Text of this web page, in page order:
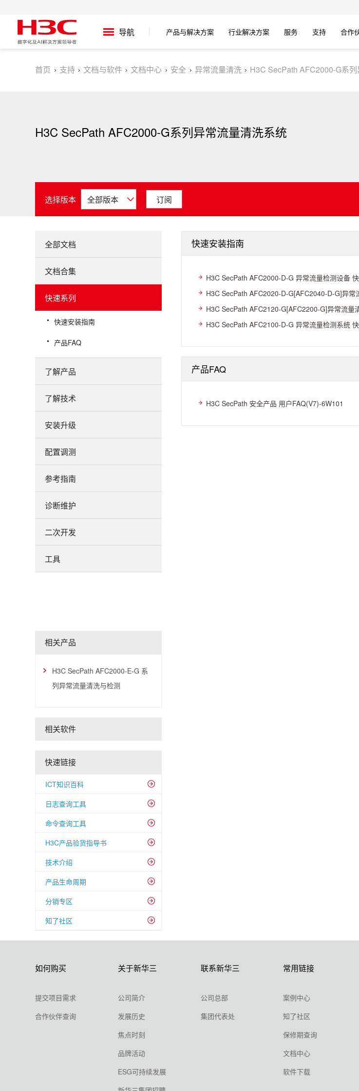
导航 产品与解决方案 行业解决方案 服务 支持 合作
首页 支持 文档与软件 文档中心 安全 异常流量清洗 H3C SecPath AFC2000-G系
H3C SecPath AFC2000-G系列异常流量清洗系统
选择版本 订阅
全部文档
文档合集
快速系列
快速安装指南
产品FAQ
了解产品
了解技术
安装升级
配置调测
参考指南
诊断维护
二次开发
工具
相关产品
H3C SecPath AFC2000-E-G 系
列异常流量清洗与检测
相关软件
快速链接
ICT知识百科
日志查询工具
命令查询工具
H3C产品验货指导书
技术介绍
产品生命周期
分销专区
知了社区
快速安装指南
H3C SecPath AFC2000-D-G 异常流量检测设备
H3C SecPath AFC2020-D-G[AFC2040-D-G]异常
H3C SecPath AFC2120-G[AFC2200-G]异常流量
H3C SecPath AFC2100-D-G 异常流量检测系统
产品FAQ
H3C SecPath 安全产品 用户FAQ(V7)-6W101
如何购买
提交项目需求
合作伙伴查询
关于新华三
公司简介
发展历史
焦点时刻
品牌活动
ESG可持续发展
联系新华三
公司总部
集团代表处
常用链接
案例中心
知了社区
保修期查询
文档中心
软件下载